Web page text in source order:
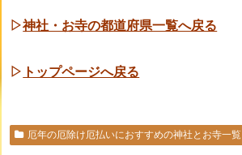
▷神社・お寺の都道府県一覧へ戻る
▷ トップページへ戻る
厄年の厄除け厄払いにおすすめの神社とお寺一覧